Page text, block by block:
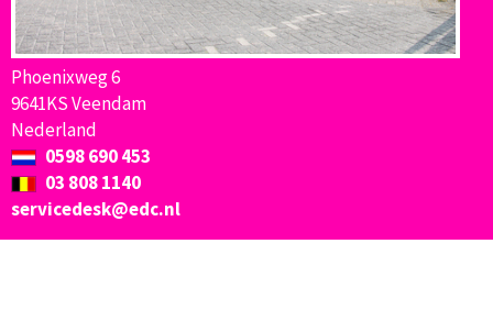
Phoenixweg 6
9641KS Veendam
Nederland
0598 690 453
03 808 1140
servicedesk@edc.nl